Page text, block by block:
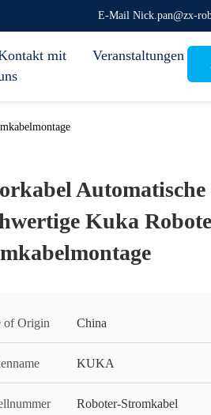
E-Mail Nick.pan@zx-
mit
Veranstaltungen
Automatische
Kuka
of Origin China
KUKA
Roboter-Stromkabel